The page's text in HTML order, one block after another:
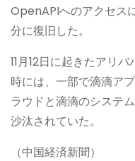
OpenAPIへのアクセス
分に復旧した。
11月12日に起きたアリ
時には、一部で滴滴ア
ラウドと滴滴のシステ
沙汰されていた。
（中国経済新聞）